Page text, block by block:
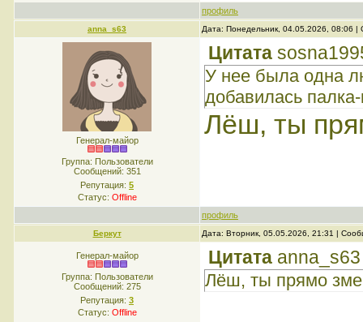
профиль
anna_s63 Дата: Понедельник, 04.05.2026, 08:06
Генерал-майор
Группа: Пользователи
Сообщений: 351
Репутация: 5
Статус: Offline
Цитата
У нее была одна
добавилась
Лёш, ты
профиль
Беркут Дата: Вторник, 05.05.2026, 21:31 |
Генерал-майор
Группа: Пользователи
Сообщений: 275
Репутация: 3
Статус: Offline
Цитата anna_s63
Лёш, ты прямо